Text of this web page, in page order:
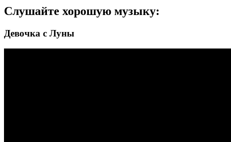
Слушайте хорошую музыку:
Девочка с Луны